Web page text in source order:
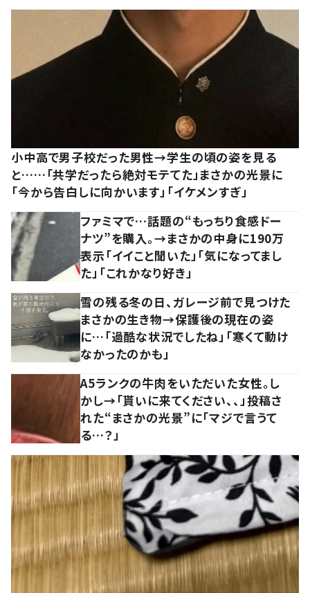
小中高で男子校だった男性→学生の頃の姿を見る
と……「共学だったら絶対モテてた」まさかの光景に
「今から告白しに向かいます」「イケメンすぎ」
ファミマで…話題の“もっちり食感ドー
ナツ”を購入。→まさかの中身に190万
表示「イイこと聞いた」「気になってまし
た」「これかなり好き」
雪の残る冬の日、ガレージ前で見つけた
まさかの生き物→保護後の現在の姿
に…「過酷な状況でしたね」「寒くて動け
なかったのかも」
A5ランクの牛肉をいただいた女性。し
かし→「貰いに来てください、、」投稿さ
れた“まさかの光景”に「マジで言うて
る…？」